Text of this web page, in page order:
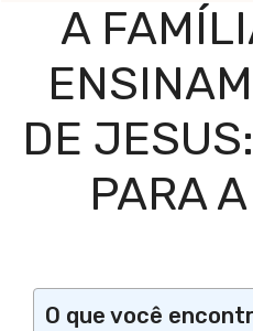
A
DE
PARA
O que você